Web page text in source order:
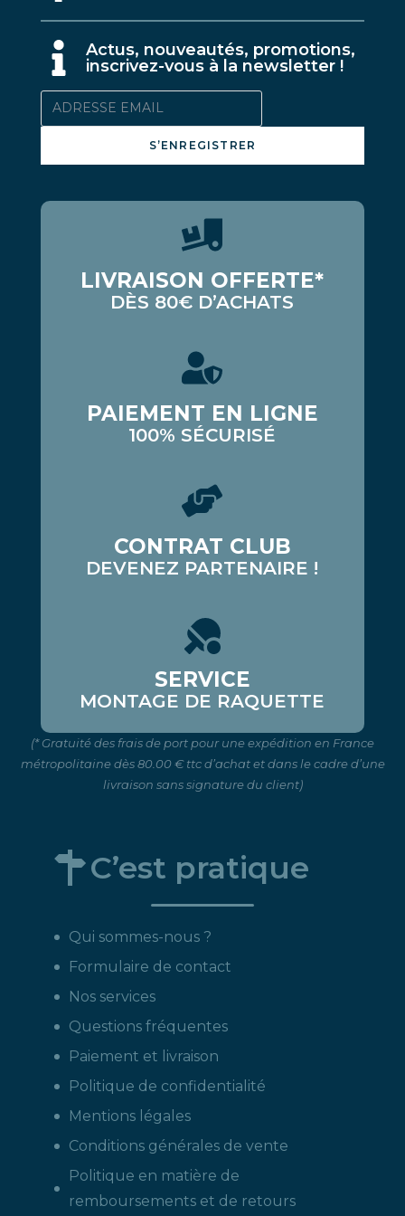
Actus, nouveautés, promotions,
inscrivez-vous à la newsletter !
S’ENREGISTRER
LIVRAISON OFFERTE*
DÈS 80€ D’ACHATS
PAIEMENT EN LIGNE
100% SÉCURISÉ
CONTRAT CLUB
DEVENEZ PARTENAIRE !
SERVICE
MONTAGE DE RAQUETTE
(* Gratuité des frais de port pour une expédition en France
métropolitaine dès 80.00 € ttc d’achat et dans le cadre d’une
livraison sans signature du client)
C’est pratique
Qui sommes-nous ?
Formulaire de contact
Nos services
Questions fréquentes
Paiement et livraison
Politique de confidentialité
Mentions légales
Conditions générales de vente
Politique en matière de
remboursements et de retours